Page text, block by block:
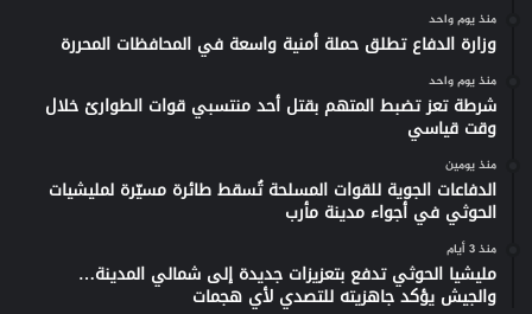
منذ يوم واحد
وزارة الدفاع تطلق حملة أمنية واسعة في المحافظات المحررة
منذ يوم واحد
شرطة تعز تضبط المتهم بقتل أحد منتسبي قوات الطوارئ خلال
وقت قياسي
منذ يومين
الدفاعات الجوية للقوات المسلحة تُسقط طائرة مسيّرة لمليشيات
الحوثي في أجواء مدينة مأرب
منذ 3 أيام
مليشيا الحوثي تدفع بتعزيزات جديدة إلى شمالي المدينة…
والجيش يؤكد جاهزيته للتصدي لأي هجمات